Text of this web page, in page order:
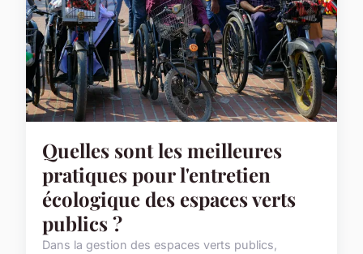
Quelles sont les meilleures
pratiques pour l'entretien
écologique des espaces verts
publics ?
Dans la gestion des espaces verts publics,